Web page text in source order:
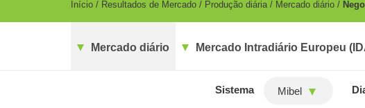
Breadcrumb
Início Resultados de Mercado Produção diária Mercado diário
Mercado diário Mercado Intradiário Europeu
Sistema Mibel